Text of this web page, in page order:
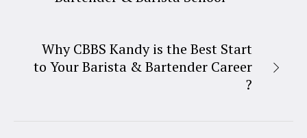
Why CBBS Kandy is the Best Start
to Your Barista & Bartender Career
?